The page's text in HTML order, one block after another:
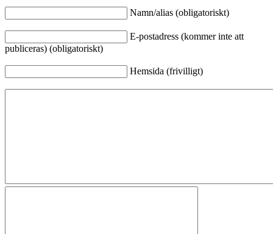
Namn/alias (obligatoriskt)
E-postadress (kommer inte att
publiceras) (obligatoriskt)
Hemsida (frivilligt)